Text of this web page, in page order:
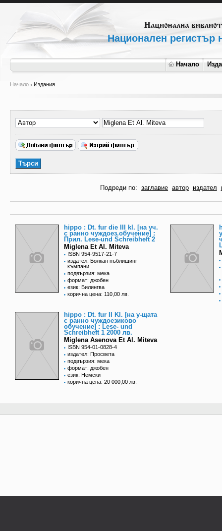
Национален регистър
Начало
Начало Издания
Подреди по: заглавие автор издател
hippo : Dt. fur die III kl. [на уч.
с ранно чуждоез.обучение] :
Прил. Lese-und Schreibheft 2
Miglena Et Al. Miteva
ISBN 954-9517-21-7
издател: Болкан пъблишинг
къмпани
подвързия: мека
формат: джобен
език: Билингва
корична цена: 110,00 лв.
hippo : Dt. fur II Kl. [на у-щата
с ранно чуждоезиково
обучение] : Lese- und
Schreibheft 1 2000 лв.
Miglena Asenova Et Al. Miteva
ISBN 954-01-0828-4
издател: Просвета
подвързия: мека
формат: джобен
език: Немски
корична цена: 20 000,00 лв.